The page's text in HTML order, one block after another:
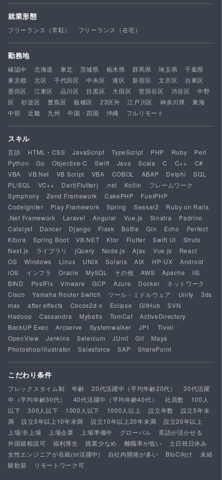
就業形態
フリーランス（常駐） フリーランス（在宅）
勤務地
確認中 北海道 東北 茨城県 栃木県 群馬県 埼玉県
千葉県
東京都
北区 千代田区 中央区 港区 新宿区 文京区
台東区
墨田区
江東区 品川区 目黒区 大田区 世田谷区 渋谷区
中野
区
杉並区 豊島区 板橋区 23区外 江戸川区 神奈川県
東海
中部
近畿 九州 中国・四国 沖縄 フルリモート
スキル
言語 HTML・CSS JavaScript TypeScript PHP Ruby
Perl
Python
Go Objective-C Swift Java Scala C C++
C#
VBA
VB.Net VB Script VBA COBOL ABAP Delphi
SQL
PL/SQL
VC++ Dart(Flutter) .net Kotlin
フレームワーク
Symphony
Zend Framework CakePHP
FuelPHP
CodeIgniter
Play Framework Spring Seasar2
Ruby on Rails
.Net Framework
Laravel Angular Vue.js Sinatra
Padrino
Catalyst
Dancer Django Flask Bottle Gin Echo
Perfect
Kitura
Spring Boot VB.NET Ktor Flutter Swift UI
Struts
Next.js
ライブラリ jQuery Node.js Ajax Vue.js
React
OS
Windows Linux UNIX Solaris AIX HP-UX
Android
iOS
インフラ Oracle MySQL その他 AWS Apache
IIS
BIND
PostFix Vmware GCP Azure Docker
ネットワーク
Cisco
Yamaha Router Switch ツール・ミドルウェア Unity
3ds
max
after effects Cocos2d-x Eclipse GitHub
SVN
Hadoop
Cassandra Mybatis TomCat
ActiveDirectory
BackUP Exec
Arcserve Systemwalker JP1
Tivoli
OpenView
Jenkins Selenium JUnit Git
Maya
Photoshop/illustrator
Salesforce SAP SharePoint
こだわり条件
フレックスタイム制 年齢 20代活躍中（平均年齢20代）
30代活躍
中（平均年齢30代）
40代活躍中（平均年齢40代） 社員数
100人
以下
300人以下 1000人以下 1000人以上 設立年数
設立5年未
満
設立5年以上10年未満 設立10年以上20年未満
設立20年以上
上場/非上場
上場企業 上場準備中 グローバル
英語が活かせる
外国籍相談可
福利厚生 残業少なめ 離職率が低い
土日祝日休み
女性エンジニアが在籍(or活躍中)
自社内開発が多い BtoC向け
未経
験歓迎
リモートワーク可